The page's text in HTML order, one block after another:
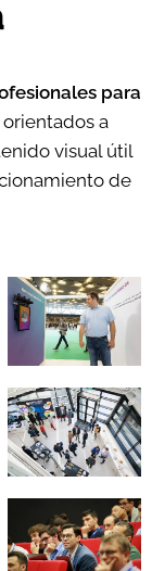
para
orientados a
visual útil
de